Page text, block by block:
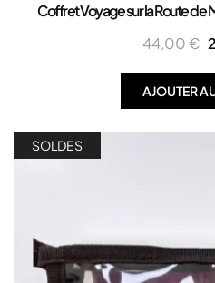
Coffret Voyage sur la Route de
44,00€
AJOUTER
SOLDES